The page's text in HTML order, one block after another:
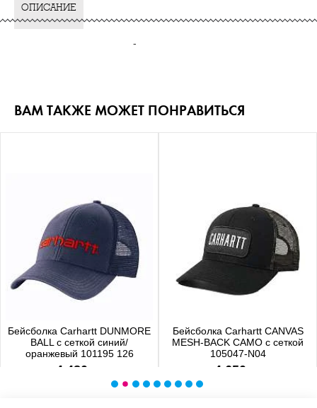
ОПИСАНИЕ
-
ВАМ ТАКЖЕ МОЖЕТ ПОНРАВИТЬСЯ
Бейсболка Carhartt DUNMORE
BALL с сеткой синий/
оранжевый 101195 126
4 480 р.
Бейсболка Carhartt CANVAS
MESH-BACK CAMO с сеткой
105047-N04
4 650 р.